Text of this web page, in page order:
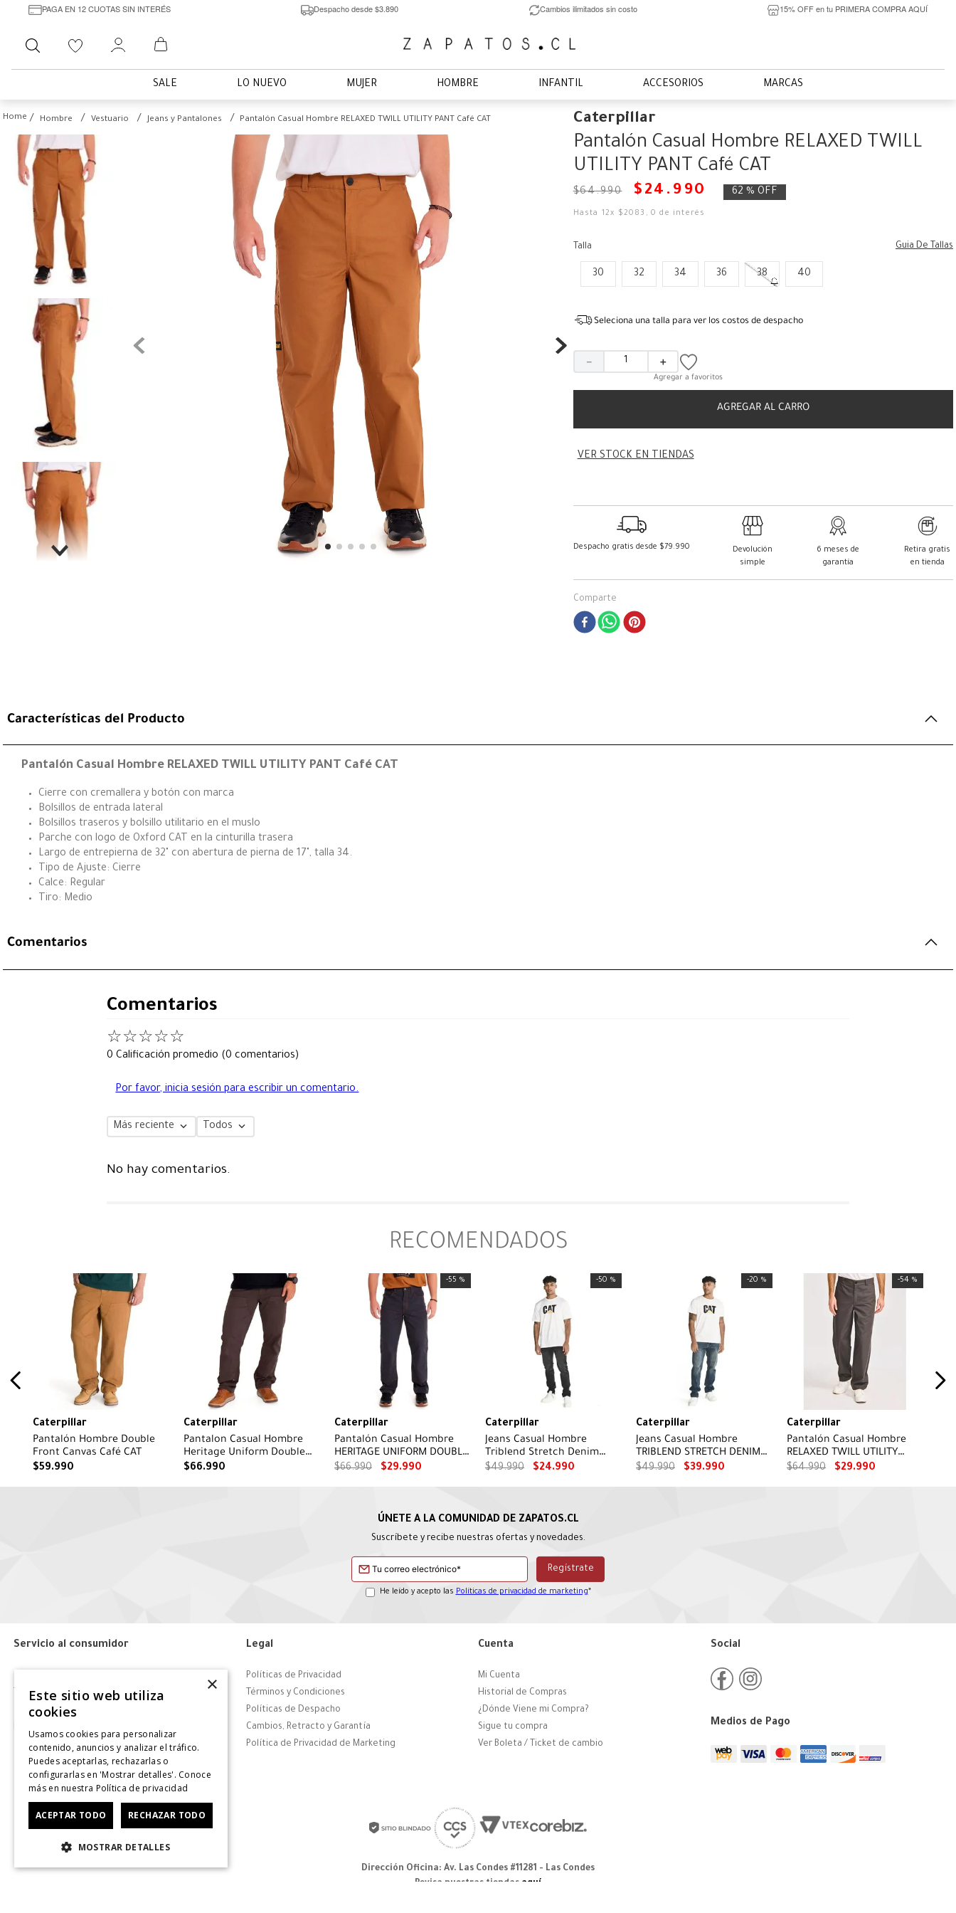
PAGA EN 12 CUOTAS SIN INTERÉS Despacho desde $3.890 Cambios ilimitados sin costo 15% OFF en tu PRIMERA COMPRA AQUÍ
Buscar
SALE LO NUEVO MUJER HOMBRE INFANTIL ACCESORIOS MARCAS
Hombre Vestuario Jeans y Pantalones Pantalón Casual Hombre RELAXED TWILL UTILITY PANT Café CAT Caterpillar
Pantalón Casual Hombre RELAXED TWILL
UTILITY PANT Café CAT
$64.990 $ 24 . 990 62 % OFF
Hasta 12x $2083 ,0 de interés
Talla Guia De Tallas
30 32 34 36 38 40
Seleciona una talla para ver los costos de despacho
＋
－
AGREGAR AL CARRO
VER STOCK EN TIENDAS
Despacho gratis desde $79.990
Devolución
simple
6 meses de
garantía
Retira gratis
en tienda
Comparte
Características del Producto
Pantalón Casual Hombre RELAXED TWILL UTILITY PANT Café CAT
Cierre con cremallera y botón con marca
Bolsillos de entrada lateral
Bolsillos traseros y bolsillo utilitario en el muslo
Parche con logo de Oxford CAT en la cinturilla trasera
Largo de entrepierna de 32" con abertura de pierna de 17", talla 34.
Tipo de Ajuste: Cierre
Calce: Regular
Tiro: Medio
Comentarios
Comentarios
☆☆☆☆☆
0 Calificación promedio (0 comentarios)
Por favor, inicia sesión para escribir un comentario.
Más reciente Todos
No hay comentarios.
RECOMENDADOS
Caterpillar
Pantalón Hombre Double
Front Canvas Café CAT
$59.990
Caterpillar
Pantalon Casual Hombre
Heritage Uniform Double
Front Pant Negro Cat
$66.990
-55 %
Caterpillar
Pantalón Casual Hombre
HERITAGE UNIFORM DOUBLE
FRONT PANT Negro CAT
$66.990 $29.990
-50 %
Caterpillar
Jeans Casual Hombre
Triblend Stretch Denim
Skinny Gris Cat
$49.990 $24.990
-20 %
Caterpillar
Jeans Casual Hombre
TRIBLEND STRETCH DENIM
SLIM AZUL CAT
$49.990 $39.990
-54 %
Caterpillar
Pantalón Casual Hombre
RELAXED TWILL UTILITY
PANT Negro CAT
$64.990 $29.990
Suscríbete y recibe nuestras ofertas y novedades.
He leído y acepto las Políticas de privacidad de marketing*
Servicio al consumidor
Tiendas
Contáctanos
Giftcard
Solicitar Factura
CyberDay
Legal
Políticas de Privacidad
Términos y Condiciones
Políticas de Despacho
Cambios, Retracto y Garantía
Política de Privacidad de Marketing
Cuenta
Mi Cuenta
Historial de Compras
¿Dónde Viene mi Compra?
Sigue tu compra
Ver Boleta / Ticket de cambio
Social
Medios de Pago
Dirección Oficina: Av. Las Condes #11281 - Las Condes
Revisa nuestras tiendas aquí
×
Este sitio web utiliza
cookies
Usamos cookies para personalizar
contenido, anuncios y analizar el tráfico.
Puedes aceptarlas, rechazarlas o
configurarlas en 'Mostrar detalles'. Conoce
más en nuestra Política de privacidad
ACEPTAR TODO RECHAZAR TODO
MOSTRAR DETALLES